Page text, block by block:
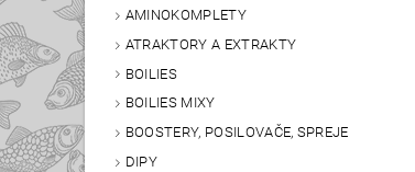
AMINOKOMPLETY
ATRAKTORY A EXTRAKTY
BOILIES
BOILIES MIXY
BOOSTERY, POSILOVAČE, SPREJE
DIPY